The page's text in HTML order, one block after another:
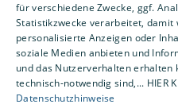
für verschiedene Zwecke, ggf.
Statistikzwecke verarbeitet, damit
personalisierte Anzeigen oder
soziale Medien anbieten und
und das Nutzerverhalten erhalten
technisch-notwendig sind,... HIER
Datenschutzhinweise